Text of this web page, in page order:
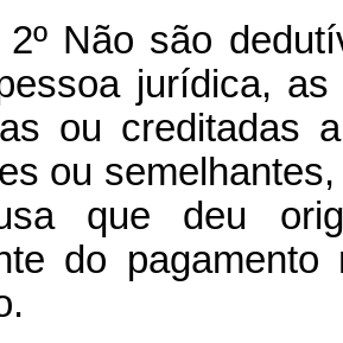
Não são
jurídica,
ou creditadas
ou
que deu
do